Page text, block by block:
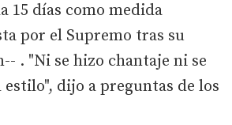
15 días como medida
por el Supremo tras su
. "Ni se hizo chantaje ni se
dijo a preguntas de los